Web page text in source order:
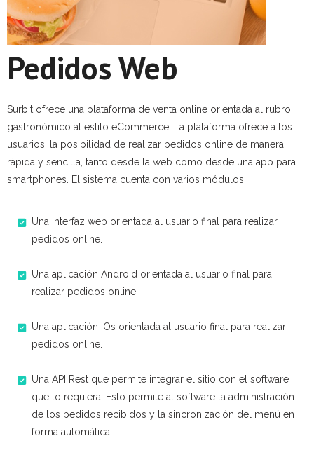
CONTACTO
Pedidos Web
Surbit ofrece una plataforma de venta online orientada al rubro
gastronómico al estilo eCommerce. La plataforma ofrece a los
usuarios, la posibilidad de realizar pedidos online de manera
rápida y sencilla, tanto desde la web como desde una app para
smartphones. El sistema cuenta con varios módulos:
Una interfaz web orientada al usuario final para realizar
pedidos online.
Una aplicación Android orientada al usuario final para
realizar pedidos online.
Una aplicación IOs orientada al usuario final para realizar
pedidos online.
Una API Rest que permite integrar el sitio con el software
que lo requiera. Esto permite al software la administración
de los pedidos recibidos y la sincronización del menú en
forma automática.